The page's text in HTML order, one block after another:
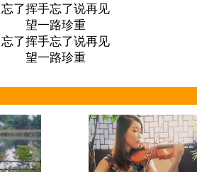
忘了挥手忘了说再见
望一路珍重
忘了挥手忘了说再见
望一路珍重